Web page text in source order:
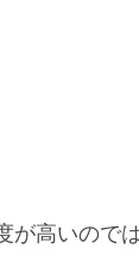
高いので